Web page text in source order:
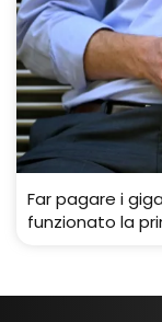
Far pagare i
funzionato la